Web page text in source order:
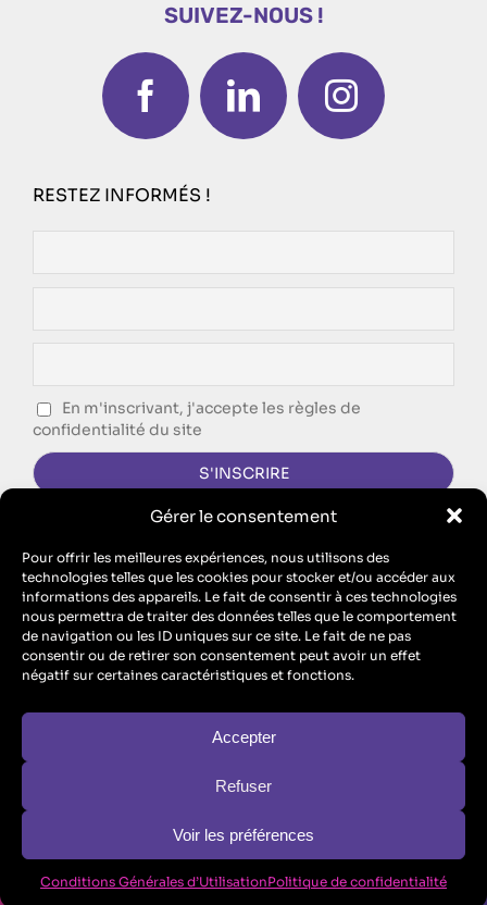
Gérer le consentement
Pour offrir les meilleures expériences, nous utilisons des
technologies telles que les cookies pour stocker et/ou accéder aux
informations des appareils. Le fait de consentir à ces technologies
nous permettra de traiter des données telles que le comportement
de navigation ou les ID uniques sur ce site. Le fait de ne pas
consentir ou de retirer son consentement peut avoir un effet
négatif sur certaines caractéristiques et fonctions.
Accepter
Refuser
Voir les préférences
Conditions Générales d’UtilisationPolitique de confidentialité
SUIVEZ-NOUS !
RESTEZ INFORMÉS !
En m'inscrivant, j'accepte les règles de
confidentialité du site
CONTACTEZ-NOUS !
FORMULAIRE DE CONTACT
Singing Dodo est l’agence de communication d’ECM, SAS au
capital de 10 100 euros – RCS Metz B 912 455 466 // SIRET
91245546600017 // TVA : FR26912455466
ECM est aussi un organisme de formation : n° de Prestataire de
enregistrement ne vaut pas agrément de l’Etat” (formule légale
obligatoire au titre de l’article L.6352-12 du code du travail
Politique de confidentialité
© Copyright ECM –2026 | Tous droits réservés